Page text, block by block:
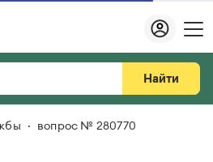
Найти
вопрос № 280770